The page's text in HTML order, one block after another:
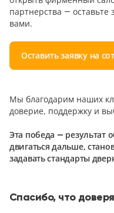
партнерства — оставьте
вами.
Оставить заявку на
Мы благодарим наших
доверие, поддержку и
Эта победа —
двигаться дальше,
задавать стандарты
Спасибо, что